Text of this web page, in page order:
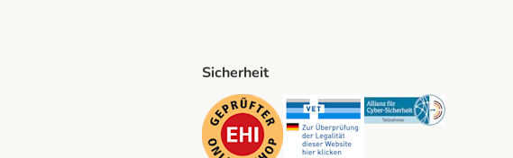
Method
Sicherheit
Security Security Security